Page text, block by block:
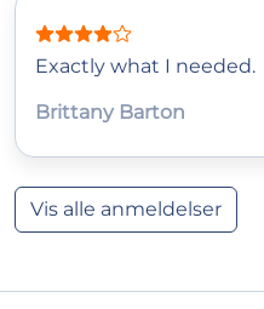
Exactly what I needed.
Brittany Barton
Vis alle anmeldelser